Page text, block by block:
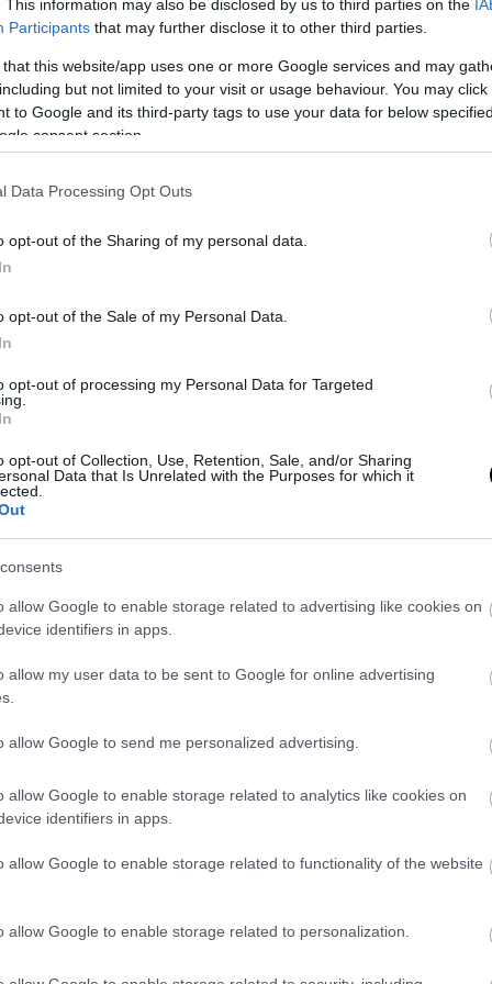
This information may also be disclosed by us to third parties on the
Participants that may further disclose it to other third parties.
that this website/app uses one or more Google services and may
but not limited to your visit or usage behaviour. You may
to Google and its third-party tags to use your data for below
consent section.
Data Processing Opt Outs
opt-out of the Sharing of my personal data.
opt-out of the Sale of my Personal Data.
opt-out of processing my Personal Data for Targeted
opt-out of Collection, Use, Retention, Sale, and/or Sharing
Data that Is Unrelated with the Purposes for which it
allow Google to enable storage related to advertising like cookies on
identifiers in apps.
allow my user data to be sent to Google for online advertising
allow Google to send me personalized advertising.
allow Google to enable storage related to analytics like cookies on
identifiers in apps.
allow Google to enable storage related to functionality of the website
allow Google to enable storage related to personalization.
Στη Μοίρα Πυροσβεστικών
στην 112 ΠΜ ο Ν.Δένδιας
22.07.2026 | 22:51
αποθέματα των α/α βλημάτων VT-1
και βλήματα Sea Sparrow του ΠΝ!
17.07.2026 | 16:16